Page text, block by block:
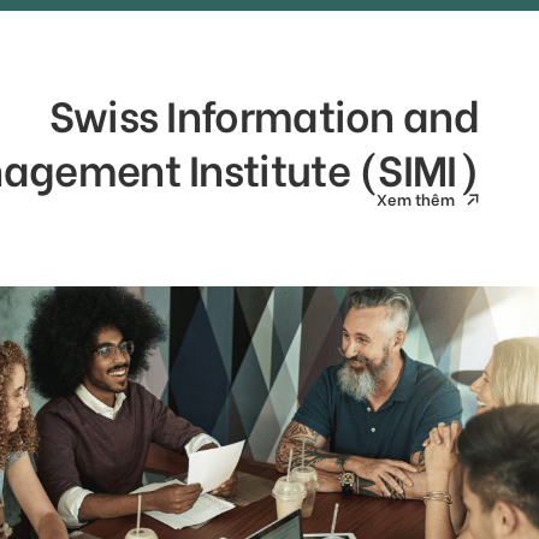
Swiss Information and
Institute (SIMI)
Xem thêm
Xem thêm